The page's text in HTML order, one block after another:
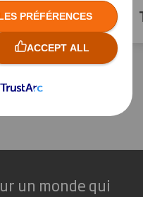
un monde qui